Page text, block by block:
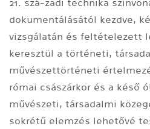
dokumentálásától kezdve,
vizsgálatán és feltételezett
keresztül a történeti,
művészettörténeti
római császárkor és a késő
művészeti, társadalmi
sokrétű elemzés lehetővé